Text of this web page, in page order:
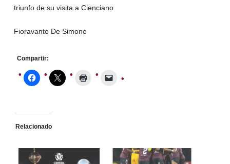
triunfo de su visita a Cienciano.
Fioravante De Simone
Compartir:
Relacionado